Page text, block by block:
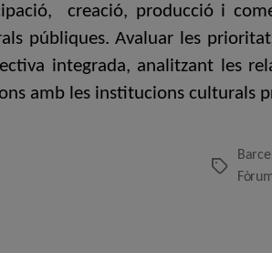
creació, producció i
públiques. Avaluar les
integrada, analitzant les
amb les institucions culturals
Etiquetes